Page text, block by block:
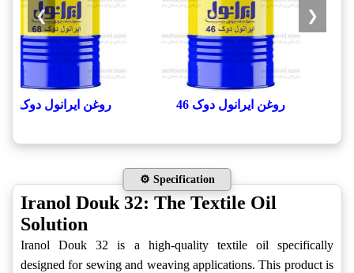
روغن ایرانول دوک 46 روغن ایرانول دوک 68
❮
❯
⚙️ Specification
Iranol Douk 32: The Textile Oil
Solution
Iranol Douk 32 is a high-quality textile oil specifically
designed for sewing and weaving applications. This product is